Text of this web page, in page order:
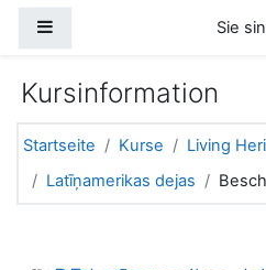
Sie
Kursinformation
Startseite Kurse Living
Latīņamerikas dejas